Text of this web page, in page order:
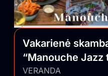
Vakarienė
“Manouche Jazz
VERANDA